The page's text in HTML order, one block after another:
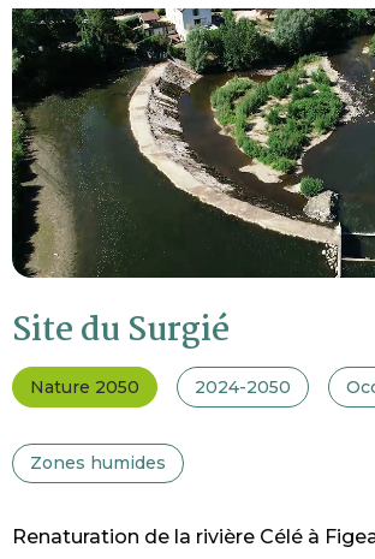
Site du Surgié
Nature 2050 2024-2050
Zones humides
Renaturation de la rivière Célé à